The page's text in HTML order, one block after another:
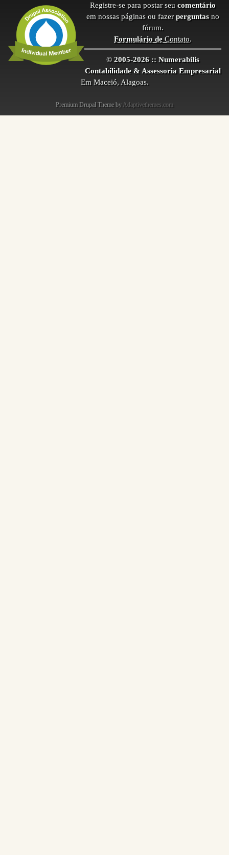
Registre-se para postar seu comentário
em nossas páginas ou fazer perguntas no
fórum.
Formulário deContato.
© 2005-2026 :: Numerabilis
Contabilidade & Assessoria Empresarial
Em Maceió, Alagoas.
Premium Drupal Theme by Adaptivethemes.com